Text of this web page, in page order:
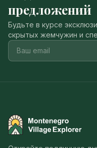
предложений
Будьте в курсе
скрытых жемчужин и
Montenegro